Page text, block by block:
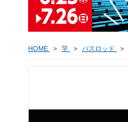
HOME > 竿 > バスロッド >